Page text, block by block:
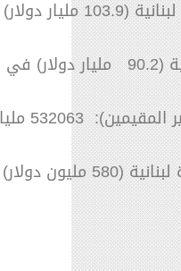
دولار) في نهاية أيلول 2024